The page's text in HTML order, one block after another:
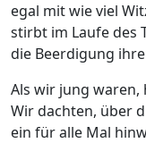
egal mit wie viel
stirbt im Laufe des
die Beerdigung
Als wir jung waren,
Wir dachten, über
ein für alle Mal